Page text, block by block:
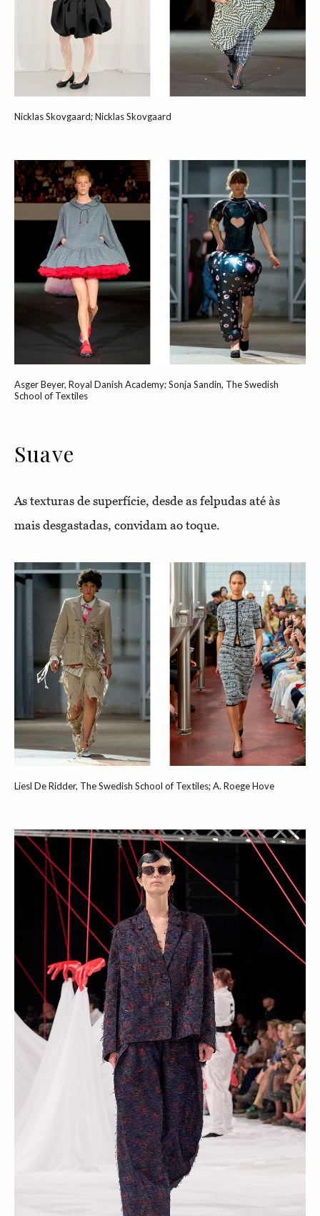
Nicklas Skovgaard; Nicklas Skovgaard
Asger Beyer, Royal Danish Academy; Sonja Sandin, The Swedish
School of Textiles
Suave
As texturas de superfície, desde as felpudas até às
mais desgastadas, convidam ao toque.
Liesl De Ridder, The Swedish School of Textiles; A. Roege Hove